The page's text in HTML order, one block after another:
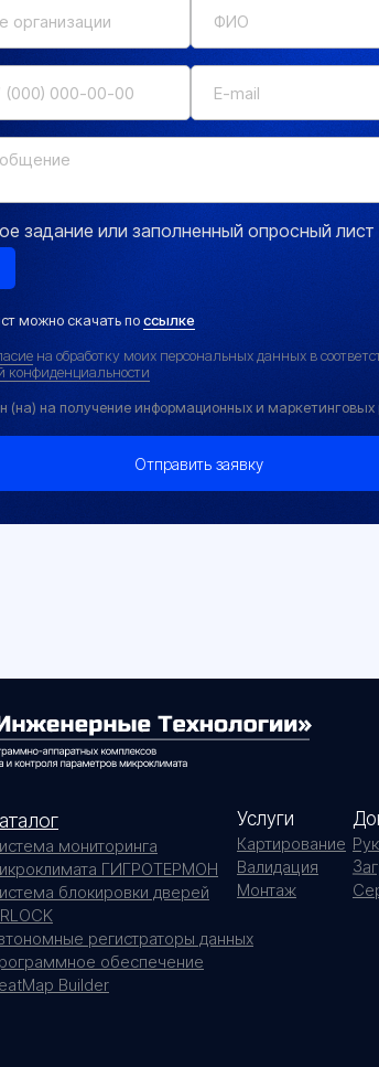
задание или заполненный опросный лист
можно скачать поссылке
на обработку моих персональных данных в
конфиденциальности
(на) на получение информационных и
Отправить заявку
мониторинга
ГИГРОТЕРМОН
блокировки дверей
регистраторы данных
обеспечение
Builder
Услуги
Картирование
Валидация
Монтаж